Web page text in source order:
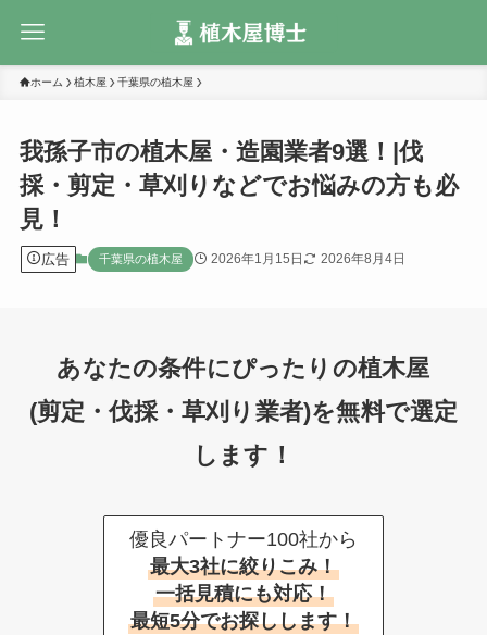
ホーム 植木屋 千葉県の植木屋
我孫子市の植木屋・造園業者9選！|伐
採・剪定・草刈りなどでお悩みの方も必
見！
広告 千葉県の植木屋 2026年1月15日 2026年8月4日
あなたの条件にぴったりの植木屋
(剪定・伐採・草刈り業者)を無料で選定
します！
優良パートナー100社から
最大3社に絞りこみ！
一括見積にも対応！
最短5分でお探しします！